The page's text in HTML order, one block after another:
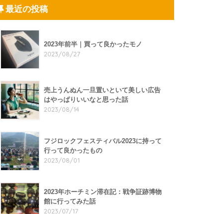
最近の投稿
2023年前半｜買って良かったモノ
2023/08/27
売上うんぬん一旦置いといて美しい広告
はやっぱりいいなと思った話
2023/08/14
フジロックフェスティバル2023に持って
行って良かったもの
2023/08/01
2023年ホーチミン滞在記：戦争証跡博物
館に行ってみた話
2023/07/17